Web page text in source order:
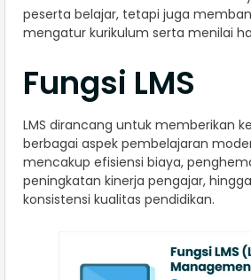
peserta belajar, tetapi juga
mengatur kurikulum serta menilai
Fungsi LMS
LMS dirancang untuk memberikan
berbagai aspek pembelajaran
mencakup efisiensi biaya,
peningkatan kinerja pengajar,
konsistensi kualitas pendidikan.